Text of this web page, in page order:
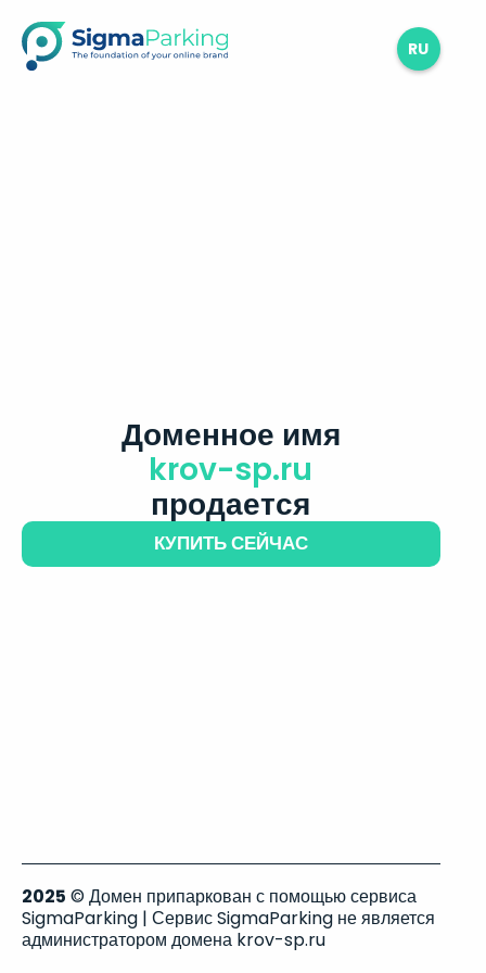
RU
Доменное имя
krov-sp.ru
продается
КУПИТЬ СЕЙЧАС
2025 © Домен припаркован с помощью сервиса
SigmaParking | Сервис SigmaParking не является
администратором домена krov-sp.ru